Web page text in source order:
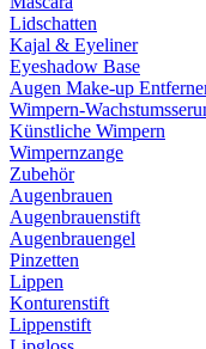
Lidschatten
Kajal & Eyeliner
Eyeshadow Base
Augen Make-up
Wimpern-
Künstliche Wimpern
Wimpernzange
Zubehör
Augenbrauen
Augenbrauenstift
Augenbrauengel
Pinzetten
Lippen
Konturenstift
Lippenstift